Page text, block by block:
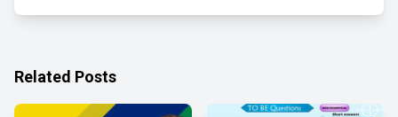
Related Posts